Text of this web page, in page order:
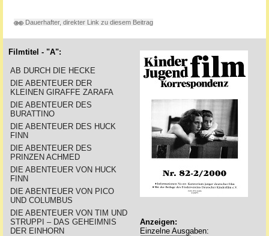
Dauerhafter, direkter Link zu diesem Beitrag
Filmtitel - "A":
AB DURCH DIE HECKE
DIE ABENTEUER DER
KLEINEN GIRAFFE ZARAFA
DIE ABENTEUER DES
BURATTINO
DIE ABENTEUER DES HUCK
FINN
DIE ABENTEUER DES
PRINZEN ACHMED
DIE ABENTEUER VON HUCK
FINN
DIE ABENTEUER VON PICO
UND COLUMBUS
DIE ABENTEUER VON TIM UND
STRUPPI – DAS GEHEIMNIS
DER EINHORN
Anzeigen:
Einzelne Ausgaben: